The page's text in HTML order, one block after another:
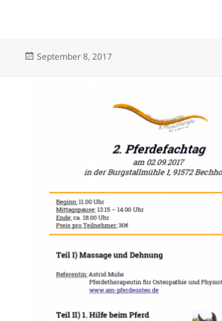
Veröffentlicht
September 8, 2017